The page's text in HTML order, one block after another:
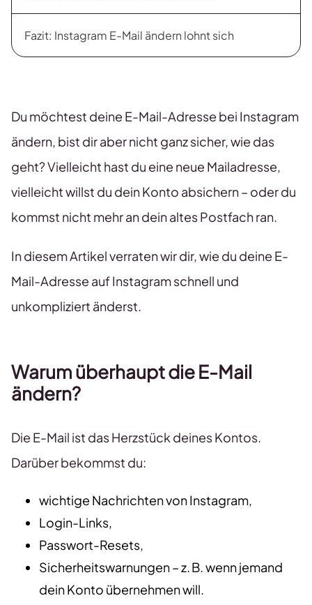
Fazit: Instagram E-Mail ändern lohnt sich
Du möchtest deine E-Mail-Adresse bei Instagram
ändern, bist dir aber nicht ganz sicher, wie das
geht? Vielleicht hast du eine neue Mailadresse,
vielleicht willst du dein Konto absichern – oder du
kommst nicht mehr an dein altes Postfach ran.
In diesem Artikel verraten wir dir, wie du deine E-
Mail-Adresse auf Instagram schnell und
unkompliziert änderst.
Warum überhaupt die E-Mail
ändern?
Die E-Mail ist das Herzstück deines Kontos.
Darüber bekommst du:
wichtige Nachrichten von Instagram,
Login-Links,
Passwort-Resets,
Sicherheitswarnungen – z. B. wenn jemand
dein Konto übernehmen will.